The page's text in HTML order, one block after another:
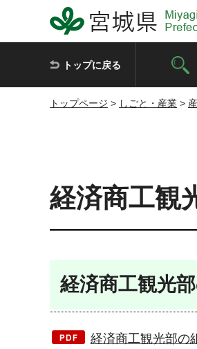
宮城県 Miyagi Prefectural
トップに戻る
トップページ > しごと・産業 >
経済商工観
経済商工観光
経済商工観光部の